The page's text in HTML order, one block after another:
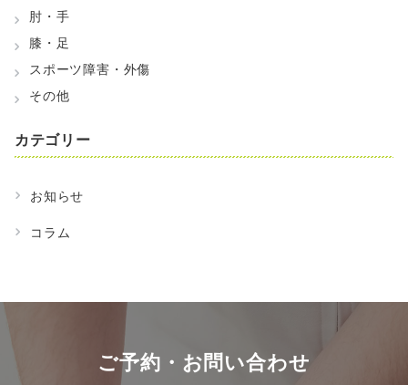
肘・手
膝・足
スポーツ障害・外傷
その他
カテゴリー
お知らせ
コラム
ご予約・お問い合わせ